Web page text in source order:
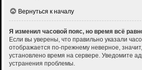
Вернуться к началу
Я изменил часовой пояс, но время всё
Если вы уверены, что правильно указали
отображается по-прежнему неверное,
установлено время на сервере. Уведомите
устранения проблемы.